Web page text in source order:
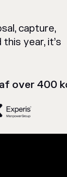
capture,
year, it’s
over 400